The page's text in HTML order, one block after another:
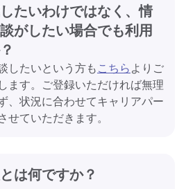
たいわけではなく、情
がしたい場合でも利用
したいという方もこちらよりご
ます。ご登録いただければ無理
、状況に合わせてキャリアパー
せていただきます。
は何ですか？